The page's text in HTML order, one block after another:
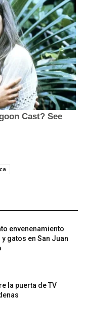
envenenamiento
gatos en San Juan
la puerta de TV